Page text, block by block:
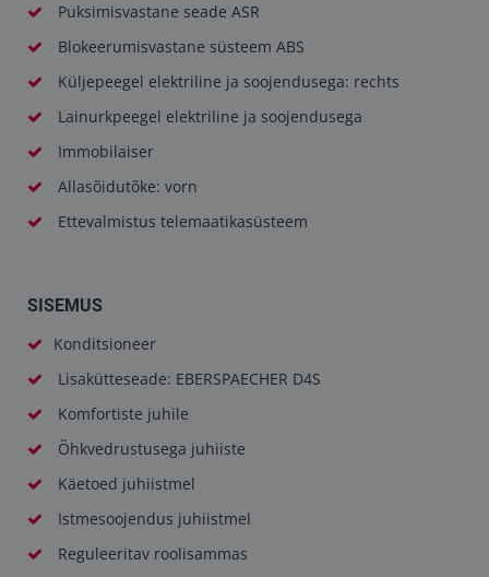
Puksimisvastane seade ASR
Blokeerumisvastane süsteem ABS
Küljepeegel elektriline ja soojendusega: rechts
Lainurkpeegel elektriline ja soojendusega
Immobilaiser
Allasõidutõke: vorn
Ettevalmistus telemaatikasüsteem
SISEMUS
Konditsioneer
Lisakütteseade: EBERSPAECHER D4S
Komfortiste juhile
Õhkvedrustusega juhiiste
Käetoed juhiistmel
Istmesoojendus juhiistmel
Reguleeritav roolisammas